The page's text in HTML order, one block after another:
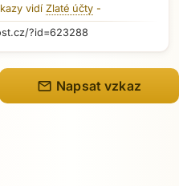
na hlavní obsah
vidí Zlaté účty -
?id=623288
mail Napsat vzkaz